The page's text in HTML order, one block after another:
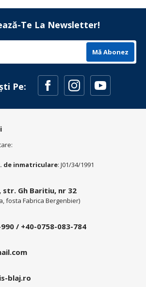
Te La Newsletter!
Mă Abonez
Pe:
de inmatriculare: J01/34/1991
str. Gh Baritiu, nr 32
fosta Fabrica Bergenbier)
/ +40-0758-083-784
blaj.ro